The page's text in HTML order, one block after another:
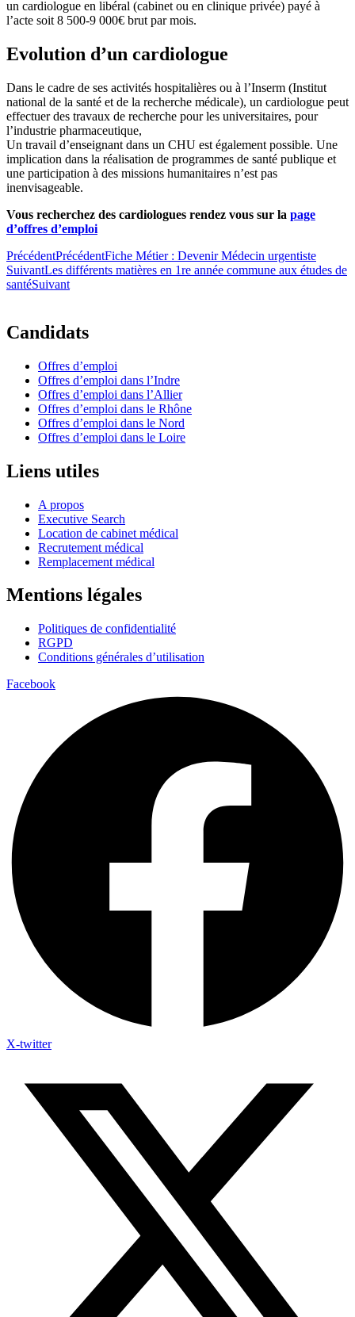
un cardiologue en libéral (cabinet ou en clinique privée) payé à
l’acte soit 8 500-9 000€ brut par mois.
Evolution d’un cardiologue
Dans le cadre de ses activités hospitalières ou à l’Inserm (Institut
national de la santé et de la recherche médicale), un cardiologue peut
effectuer des travaux de recherche pour les universitaires, pour
l’industrie pharmaceutique,
Un travail d’enseignant dans un CHU est également possible. Une
implication dans la réalisation de programmes de santé publique et
une participation à des missions humanitaires n’est pas
inenvisageable.
Vous recherchez des cardiologues rendez vous sur la page
d’offres d’emploi
PrécédentPrécédentFiche Métier : Devenir Médecin urgentiste
SuivantLes différents matières en 1re année commune aux études de
santéSuivant
Candidats
Offres d’emploi
Offres d’emploi dans l’Indre
Offres d’emploi dans l’Allier
Offres d’emploi dans le Rhône
Offres d’emploi dans le Nord
Offres d’emploi dans le Loire
Liens utiles
A propos
Executive Search
Location de cabinet médical
Recrutement médical
Remplacement médical
Mentions légales
Politiques de confidentialité
RGPD
Conditions générales d’utilisation
Facebook
X-twitter